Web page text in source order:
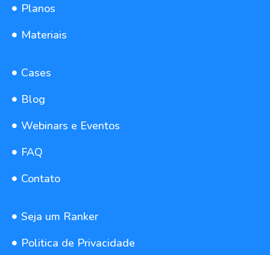
Planos
Materiais
Cases
Blog
Webinars e Eventos
FAQ
Contato
Seja um Ranker
Politica de Privacidade